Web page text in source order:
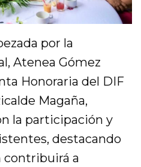
por la
Atenea Gómez
Honoraria del DIF
Magaña,
la participación y
destacando
contribuirá a